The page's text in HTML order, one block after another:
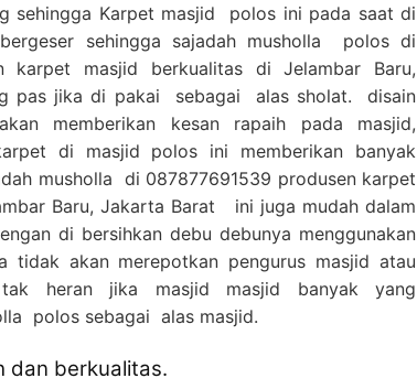
sehingga Karpet masjid polos ini pada saat di
sehingga sajadah musholla polos di
karpet masjid berkualitas di Jelambar Baru,
pas jika di pakai sebagai alas sholat. disain
memberikan kesan rapaih pada masjid,
di masjid polos ini memberikan banyak
musholla di 087877691539 produsen karpet
Baru, Jakarta Barat ini juga mudah dalam
di bersihkan debu debunya menggunakan
tidak akan merepotkan pengurus masjid atau
heran jika masjid masjid banyak yang
polos sebagai alas masjid.
dan berkualitas.